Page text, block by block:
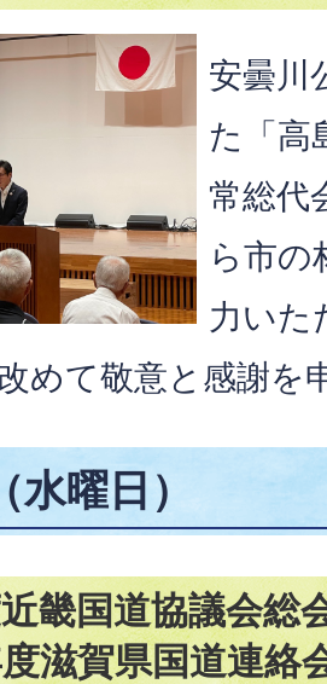
安曇川
た「高
常総代
ら市の
力いた
めて敬意と感謝を
水曜日）
畿国道協議会総
滋賀県国道連絡